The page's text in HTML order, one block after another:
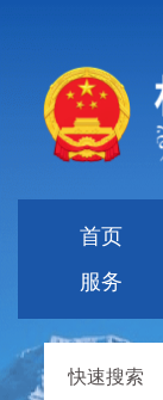
首页
服务